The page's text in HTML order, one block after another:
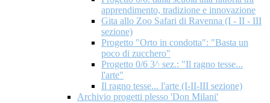
apprendimento, tradizione e innovazione
Gita allo Zoo Safari di Ravenna (I - II - III
sezione)
Progetto "Orto in condotta": "Basta un
poco di zucchero"
Progetto 0/6 3^ sez.: "Il ragno tesse...
l'arte"
Il ragno tesse... l'arte (I-II-III sezione)
Archivio progetti plesso 'Don Milani'